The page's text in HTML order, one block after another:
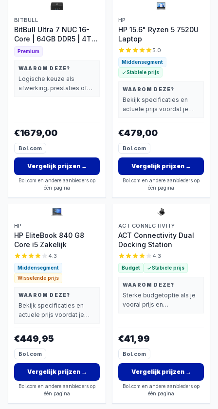
BITBULL
BitBull Ultra 7 NUC 16-
Core | 64GB DDR5 | 4TB
SSD | Win 11 Pro
Premium
WAAROM DEZE?
Logische keuze als
afwerking, prestaties of
€1679,00
Bol.com
Vergelijk prijzen→
Bol.com en andere aanbieders op
één pagina
HP
HP 15.6" Ryzen 5 7520U
Laptop
5.0
Middensegment
Stabiele prijs
WAAROM DEZE?
Bekijk specificaties en
actuele prijs voordat je
€479,00
Bol.com
Vergelijk prijzen→
Bol.com en andere aanbieders op
één pagina
HP
HP EliteBook 840 G8
Core i5 Zakelijk
4.3
Middensegment
Wisselende prijs
WAAROM DEZE?
Bekijk specificaties en
actuele prijs voordat je
€449,95
Bol.com
Vergelijk prijzen→
Bol.com en andere aanbieders op
één pagina
ACT CONNECTIVITY
ACT Connectivity Dual
Docking Station
4.3
Budget Stabiele prijs
WAAROM DEZE?
Sterke budgetoptie als je
vooral prijs en
€41,99
Bol.com
Vergelijk prijzen→
Bol.com en andere aanbieders op
één pagina